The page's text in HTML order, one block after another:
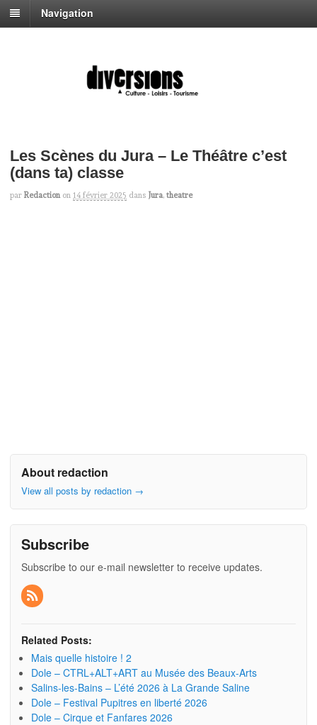
Navigation
Les Scènes du Jura – Le Théâtre c’est
(dans ta) classe
par Redaction on 14 février 2025 dans Jura, theatre
About redaction
View all posts by redaction →
Subscribe
Subscribe to our e-mail newsletter to receive updates.
Related Posts:
Mais quelle histoire ! 2
Dole – CTRL+ALT+ART au Musée des Beaux-Arts
Salins-les-Bains – L’été 2026 à La Grande Saline
Dole – Festival Pupitres en liberté 2026
Dole – Cirque et Fanfares 2026